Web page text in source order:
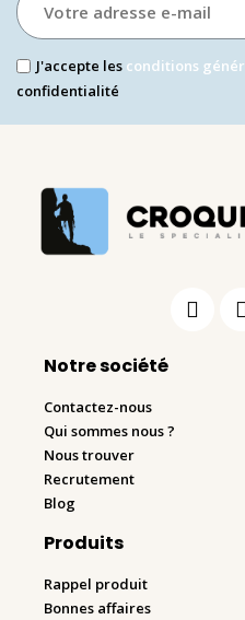
J'accepte les conditions
confidentialité
Notre société
Contactez-nous
Qui sommes nous ?
Nous trouver
Recrutement
Blog
Produits
Rappel produit
Bonnes affaires